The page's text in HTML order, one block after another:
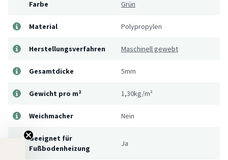
Farbe Grün
Material Polypropylen
Herstellungsverfahren Maschinell gewebt
Gesamtdicke 5mm
Gewicht pro m² 1,30kg/m²
Weichmacher Nein
Geeignet für
Fußbodenheizung
Ja